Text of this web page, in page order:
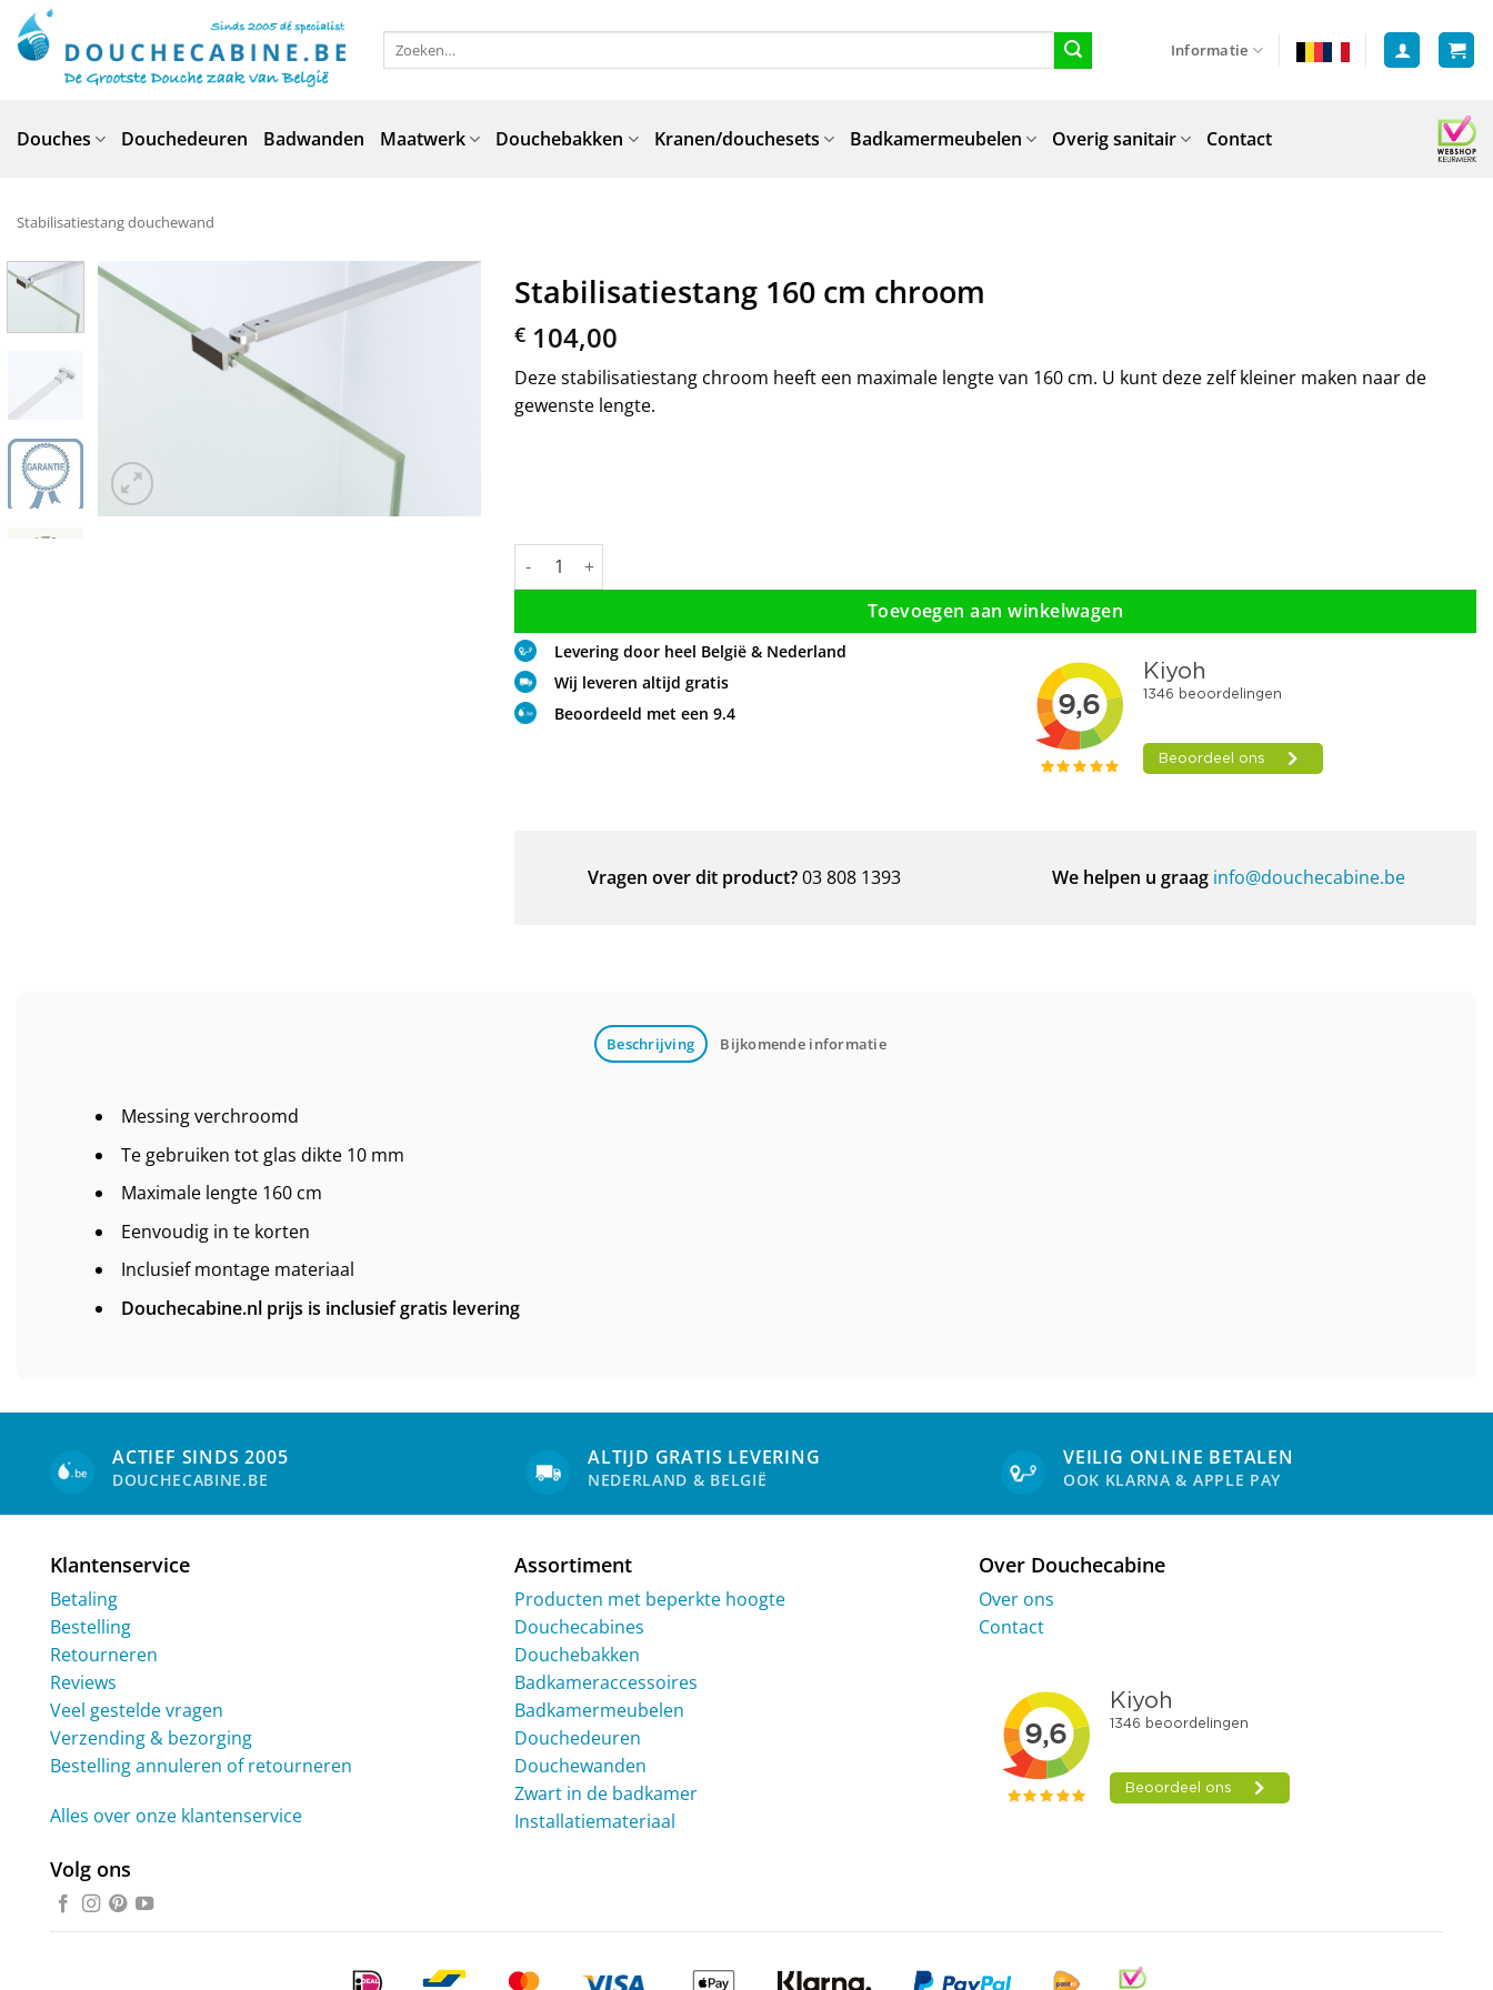
naar
inhoud
Zoeken
Informatie
Douches Douchedeuren Badwanden Maatwerk Douchebakken Kranen/douchesets Badkamermeubelen Overig sanitair Contact
Stabilisatiestang douchewand
Stabilisatiestang 160 cm chroom
€ 104,00
Deze stabilisatiestang chroom heeft een maximale lengte van 160 cm. U kunt deze zelf kleiner maken naar de
gewenste lengte.
Stabilisatiestang 160 cm chroom aantal
Toevoegen aan winkelwagen
Levering door heel België & Nederland
Wij leveren altijd gratis
Beoordeeld met een 9.4
Vragen over dit product?03 808 1393 We helpen u graag info@douchecabine.be
Beschrijving Bijkomende informatie
Messing verchroomd
Te gebruiken tot glas dikte 10 mm
Maximale lengte 160 cm
Eenvoudig in te korten
Inclusief montage materiaal
Douchecabine.nl prijs is inclusief gratis levering
ACTIEF SINDS 2005
DOUCHECABINE.BE
ALTIJD GRATIS LEVERING
NEDERLAND & BELGIË
VEILIG ONLINE BETALEN
OOK KLARNA & APPLE PAY
Klantenservice
Betaling
Bestelling
Retourneren
Reviews
Veel gestelde vragen
Verzending & bezorging
Bestelling annuleren of retourneren
Alles over onze klantenservice
Volg ons
Assortiment
Producten met beperkte hoogte
Douchecabines
Douchebakken
Badkameraccessoires
Badkamermeubelen
Douchedeuren
Douchewanden
Zwart in de badkamer
Installatiemateriaal
Over Douchecabine
Over ons
Contact